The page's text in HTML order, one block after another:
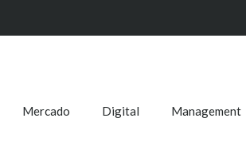
Mercado Digital Management